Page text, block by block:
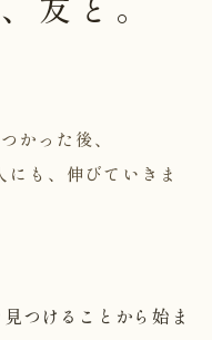
かった後、
も、伸びていきま
つけることから始ま